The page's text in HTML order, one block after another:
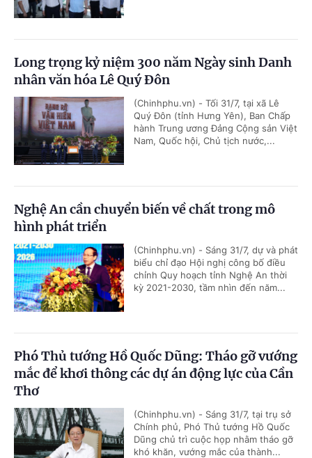
Long trọng kỷ niệm 300 năm Ngày sinh Danh
nhân văn hóa Lê Quý Đôn
(Chinhphu.vn) - Tối 31/7, tại xã Lê
Quý Đôn (tỉnh Hưng Yên), Ban Chấp
hành Trung ương Đảng Cộng sản Việt
Nam, Quốc hội, Chủ tịch nước,...
Nghệ An cần chuyển biến về chất trong mô
hình phát triển
(Chinhphu.vn) - Sáng 31/7, dự và phát
biểu chỉ đạo Hội nghị công bố điều
chỉnh Quy hoạch tỉnh Nghệ An thời
kỳ 2021-2030, tầm nhìn đến năm...
Phó Thủ tướng Hồ Quốc Dũng: Tháo gỡ vướng
mắc để khơi thông các dự án động lực của Cần
Thơ
(Chinhphu.vn) - Sáng 31/7, tại trụ sở
Chính phủ, Phó Thủ tướng Hồ Quốc
Dũng chủ trì cuộc họp nhằm tháo gỡ
khó khăn, vướng mắc của thành...